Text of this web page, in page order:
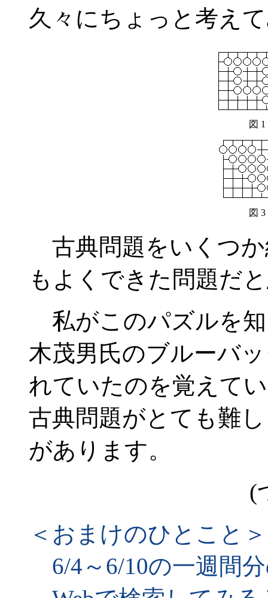
久々にちょっと考え
図 1
図 3
古典問題をいくつ
もよくできた問題だ
私がこのパズルを
木茂男氏のブルーバ
れていたのを覚えて
古典問題がとても難
があります。
(
＜おまけのひとこと＞
6/4～6/10の一週間